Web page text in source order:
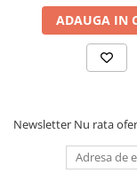
Aplicatoare cu
Slefuitoare pereti
Accesorii prelucrare
Masini de tencuit
Pompe glet cu snec
Pompe spuma
ADAUGA IN
Newsletter Nu rata